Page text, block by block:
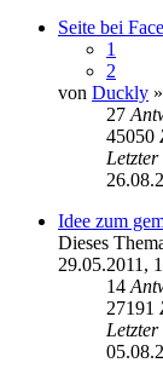
Seite bei
1
2
von Duckly
27
45050
Idee zum
Dieses
29.05.2011,
14
27191